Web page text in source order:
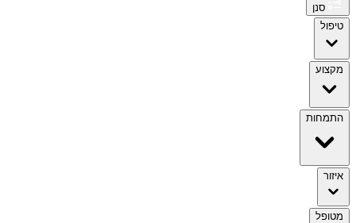
סנן
טיפול
מקצוע
התמחות
איזור
מטופל